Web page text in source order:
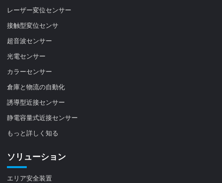
レーザー変位センサー
接触型変位センサ
超音波センサー
光電センサー
カラーセンサー
倉庫と物流の自動化
誘導型近接センサー
静電容量式近接センサー
もっと詳しく知る
ソリューション
エリア安全装置